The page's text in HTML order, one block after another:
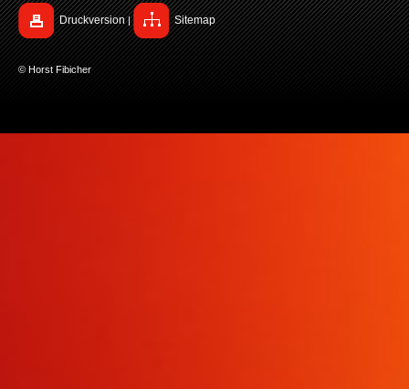
Druckversion | Sitemap
© Horst Fibicher